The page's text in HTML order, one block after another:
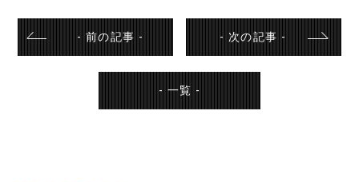
- 前の記事 - - 次の記事 -
- 一覧 -